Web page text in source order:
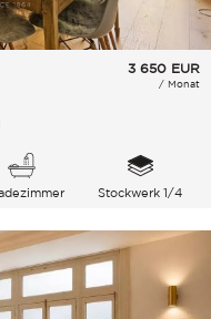
3 650 EUR
/ Monat
Stockwerk 1/4